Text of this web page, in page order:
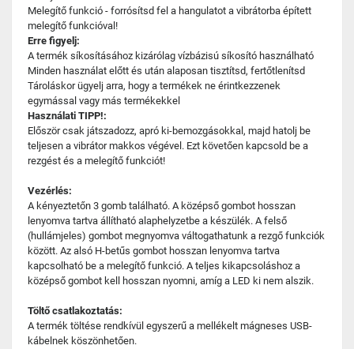
Melegítő funkció - forrósítsd fel a hangulatot a vibrátorba épített
melegítő funkcióval!
Erre figyelj:
A termék síkosításához kizárólag vízbázisú síkosító használható
Minden használat előtt és után alaposan tisztítsd, fertőtlenítsd
Tároláskor ügyelj arra, hogy a termékek ne érintkezzenek
egymással vagy más termékekkel
Használati TIPP!:
Először csak játszadozz, apró ki-bemozgásokkal, majd hatolj be
teljesen a vibrátor makkos végével. Ezt követően kapcsold be a
rezgést és a melegítő funkciót!
Vezérlés:
A kényeztetőn 3 gomb található. A középső gombot hosszan
lenyomva tartva állítható alaphelyzetbe a készülék. A felső
(hullámjeles) gombot megnyomva váltogathatunk a rezgő funkciók
között. Az alsó H-betűs gombot hosszan lenyomva tartva
kapcsolható be a melegítő funkció. A teljes kikapcsoláshoz a
középső gombot kell hosszan nyomni, amíg a LED ki nem alszik.
Töltő csatlakoztatás:
A termék töltése rendkívül egyszerű a mellékelt mágneses USB-
kábelnek köszönhetően.